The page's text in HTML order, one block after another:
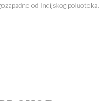
od Indijskog poluotoka.